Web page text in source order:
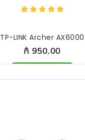
TP-LINK Archer AX6000
₼ 950.00
Məhsul mövcüddur